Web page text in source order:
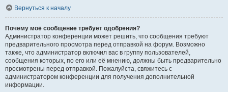
Вернуться к началу
Почему моё сообщение требует одобрения?
Администратор конференции может решить, что сообщения требуют
предварительного просмотра перед отправкой на форум. Возможно
также, что администратор включил вас в группу пользователей,
сообщения которых, по его или её мнению, должны быть предварительно
просмотрены перед отправкой. Пожалуйста, свяжитесь с
администратором конференции для получения дополнительной
информации.